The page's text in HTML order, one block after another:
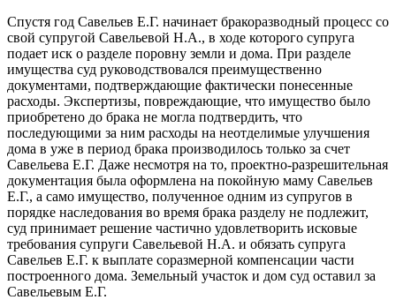
Спустя год Савельев Е.Г. начинает бракоразводный процесс со
свой супругой Савельевой Н.А., в ходе которого супруга
подает иск о разделе поровну земли и дома. При разделе
имущества суд руководствовался преимущественно
документами, подтверждающие фактически понесенные
расходы. Экспертизы, повреждающие, что имущество было
приобретено до брака не могла подтвердить, что
последующими за ним расходы на неотделимые улучшения
дома в уже в период брака производилось только за счет
Савельева Е.Г. Даже несмотря на то, проектно-разрешительная
документация была оформлена на покойную маму Савельев
Е.Г., а само имущество, полученное одним из супругов в
порядке наследования во время брака разделу не подлежит,
суд принимает решение частично удовлетворить исковые
требования супруги Савельевой Н.А. и обязать супруга
Савельев Е.Г. к выплате соразмерной компенсации части
построенного дома. Земельный участок и дом суд оставил за
Савельевым Е.Г.